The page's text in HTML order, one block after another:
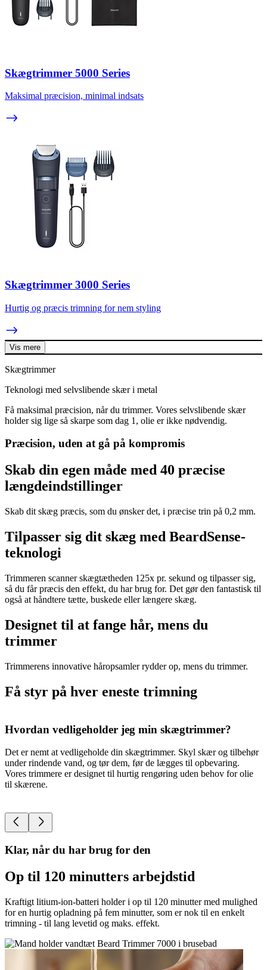
Skægtrimmer 5000 Series
Maksimal præcision, minimal indsats
Skægtrimmer 3000 Series
Hurtig og præcis trimning for nem styling
Vis mere
Skægtrimmer
Teknologi med selvslibende skær i metal
Få maksimal præcision, når du trimmer. Vores selvslibende skær
holder sig lige så skarpe som dag 1, olie er ikke nødvendig.
Præcision, uden at gå på kompromis
Skab din egen måde med 40 præcise
længdeindstillinger
Skab dit skæg præcis, som du ønsker det, i præcise trin på 0,2 mm.
Tilpasser sig dit skæg med BeardSense-
teknologi
Trimmeren scanner skægtætheden 125x pr. sekund og tilpasser sig,
så du får præcis den effekt, du har brug for. Det gør den fantastisk til
også at håndtere tætte, buskede eller længere skæg.
Designet til at fange hår, mens du
trimmer
Trimmerens innovative håropsamler rydder op, mens du trimmer.
Få styr på hver eneste trimning
Hvordan vedligeholder jeg min skægtrimmer?
Det er nemt at vedligeholde din skægtrimmer. Skyl skær og tilbehør
under rindende vand, og tør dem, før de lægges til opbevaring.
Vores trimmere er designet til hurtig rengøring uden behov for olie
til skærene.
Klar, når du har brug for den
Op til 120 minutters arbejdstid
Kraftigt litium-ion-batteri holder i op til 120 minutter med mulighed
for en hurtig opladning på fem minutter, som er nok til en enkelt
trimning - til lang levetid og maks. effekt.